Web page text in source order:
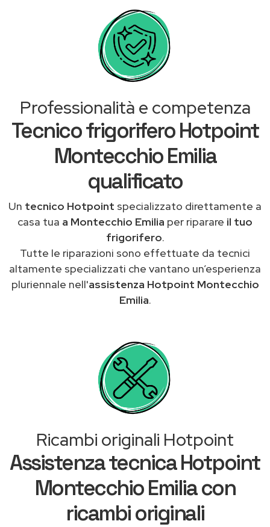
Professionalità e competenza
Tecnico frigorifero Hotpoint
Montecchio Emilia
qualificato
Un tecnico Hotpoint specializzato direttamente a
casa tua a Montecchio Emilia per riparare il tuo
frigorifero.
Tutte le riparazioni sono effettuate da tecnici
altamente specializzati che vantano un’esperienza
pluriennale nell'assistenza Hotpoint Montecchio
Emilia.
Ricambi originali Hotpoint
Assistenza tecnica Hotpoint
Montecchio Emilia con
ricambi originali